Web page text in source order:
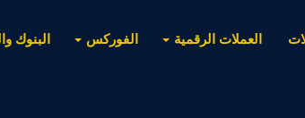
العملات الرقمية الفوركس البنوك